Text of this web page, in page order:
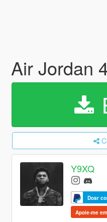
Air Jordan
Y9XQ
Doar
Apoie-me em